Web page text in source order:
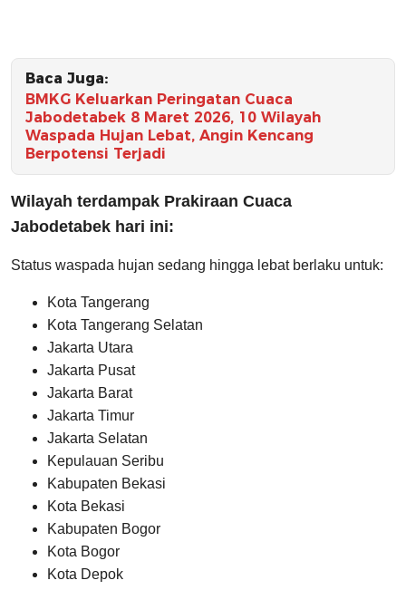
Baca Juga:
BMKG Keluarkan Peringatan Cuaca
Jabodetabek 8 Maret 2026, 10 Wilayah
Waspada Hujan Lebat, Angin Kencang
Berpotensi Terjadi
Wilayah terdampak Prakiraan Cuaca
Jabodetabek hari ini:
Status waspada hujan sedang hingga lebat berlaku untuk:
Kota Tangerang
Kota Tangerang Selatan
Jakarta Utara
Jakarta Pusat
Jakarta Barat
Jakarta Timur
Jakarta Selatan
Kepulauan Seribu
Kabupaten Bekasi
Kota Bekasi
Kabupaten Bogor
Kota Bogor
Kota Depok